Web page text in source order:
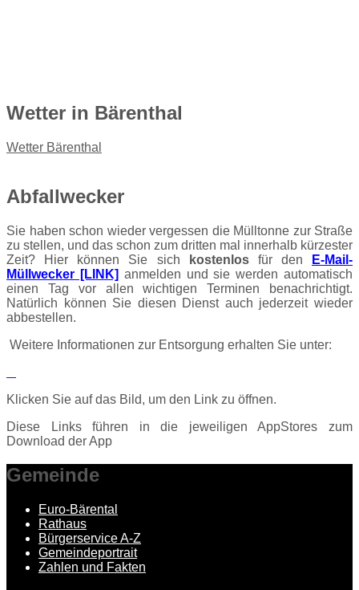
Wetter in Bärenthal
Wetter Bärenthal
Abfallwecker
Sie haben schon wieder vergessen die Mülltonne zur Straße
zu stellen, und das schon zum dritten mal innerhalb kürzester
Zeit? Hier können Sie sich
kostenlos für den
E-Mail-
Müllwecker [LINK] anmelden und sie werden automatisch
einen Tag vor allen wichtigen Terminen benachrichtigt.
Natürlich können Sie diesen Dienst auch jederzeit wieder
abbestellen.
Weitere Informationen zur Entsorgung erhalten Sie unter:
Klicken Sie auf das Bild, um den Link zu öffnen.
Diese Links führen in die jeweiligen AppStores zum
Download der App
Gemeinde
Euro-Bärental
Rathaus
Bürgerservice A-Z
Gemeindeportrait
Zahlen und Fakten